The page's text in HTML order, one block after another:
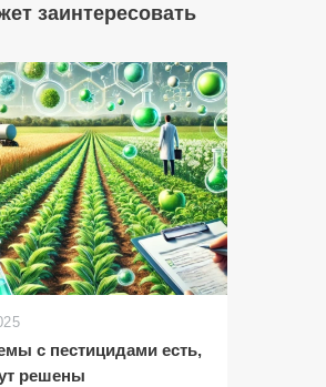
заинтересовать
с пестицидами есть,
решены